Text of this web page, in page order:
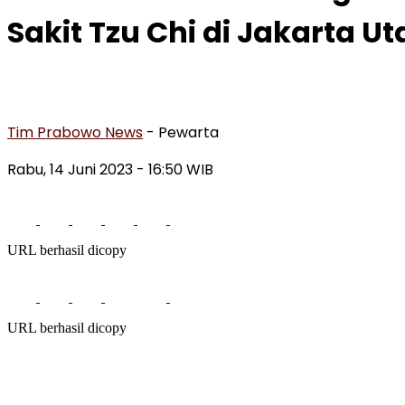
Sakit Tzu Chi di Jakarta
Tim Prabowo News - Pewarta
Rabu, 14 Juni 2023 - 16:50 WIB
URL berhasil dicopy
URL berhasil dicopy